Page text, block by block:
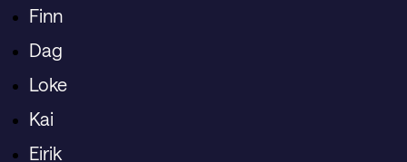
Finn
Dag
Loke
Kai
Eirik